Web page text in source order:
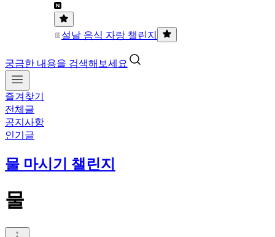
설날 음식 자랑 챌린지
궁금한 내용을 검색해보세요
즐겨찾기
전체글
공지사항
인기글
물 마시기 챌린지
물